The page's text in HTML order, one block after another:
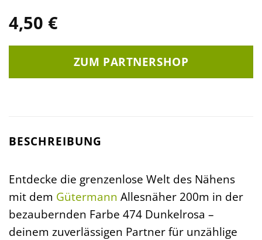
4,50 €
ZUM PARTNERSHOP
BESCHREIBUNG
Entdecke die grenzenlose Welt des Nähens
mit dem Gütermann Allesnäher 200m in der
bezaubernden Farbe 474 Dunkelrosa –
deinem zuverlässigen Partner für unzählige